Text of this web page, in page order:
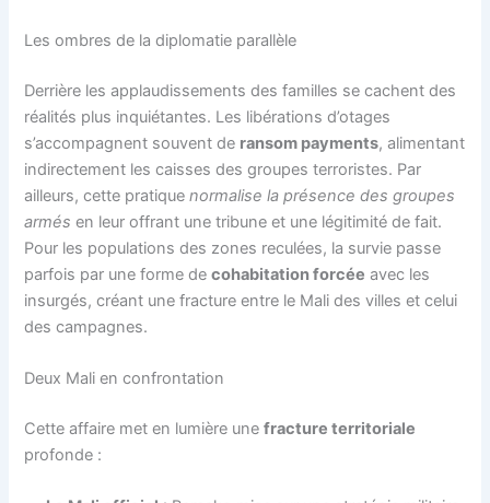
Les ombres de la diplomatie parallèle
Derrière les applaudissements des familles se cachent des
réalités plus inquiétantes. Les libérations d’otages
s’accompagnent souvent de ransom payments, alimentant
indirectement les caisses des groupes terroristes. Par
ailleurs, cette pratiquenormalise la présence des groupes
armés en leur offrant une tribune et une légitimité de fait.
Pour les populations des zones reculées, la survie passe
parfois par une forme decohabitation forcée avec les
insurgés, créant une fracture entre le Mali des villes et celui
des campagnes.
Deux Mali en confrontation
Cette affaire met en lumière unefracture territoriale
profonde :